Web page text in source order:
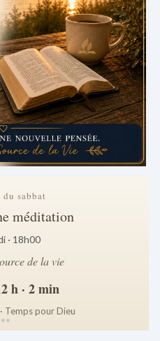
sabbat
méditation
· 18h00
de la vie
h · 2 min
Temps pour Dieu
**